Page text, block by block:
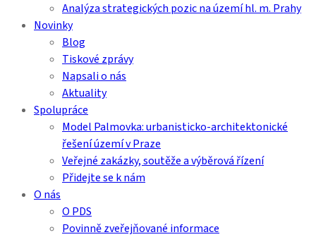
Analýza strategických pozic na území hl. m. Prahy
Novinky
Blog
Tiskové zprávy
Napsali o nás
Aktuality
Spolupráce
Model Palmovka: urbanisticko-architektonické
řešení území v Praze
Veřejné zakázky, soutěže a výběrová řízení
Přidejte se k nám
O nás
O PDS
Povinně zveřejňované informace